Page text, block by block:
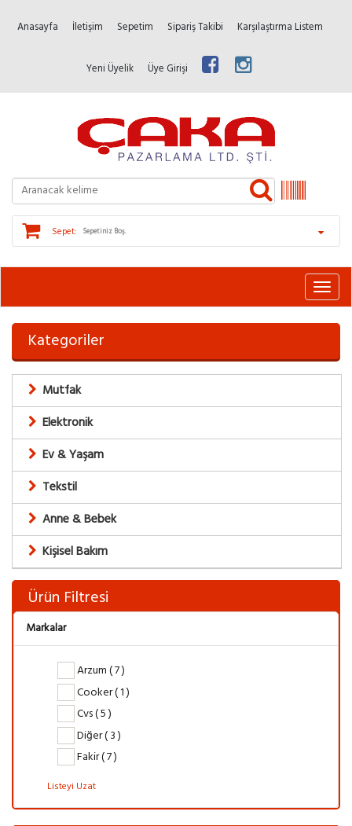
Anasayfa İletişim Sepetim Sipariş Takibi Karşılaştırma Listem
Yeni Üyelik Üye Girişi
Sepet: Sepetiniz Boş.
Kategoriler
Mutfak
Elektronik
Ev & Yaşam
Tekstil
Anne & Bebek
Kişisel Bakım
Ürün Filtresi
Markalar
Arzum ( 7 )
Cooker ( 1 )
Cvs ( 5 )
Diğer ( 3 )
Fakir ( 7 )
Listeyi Uzat